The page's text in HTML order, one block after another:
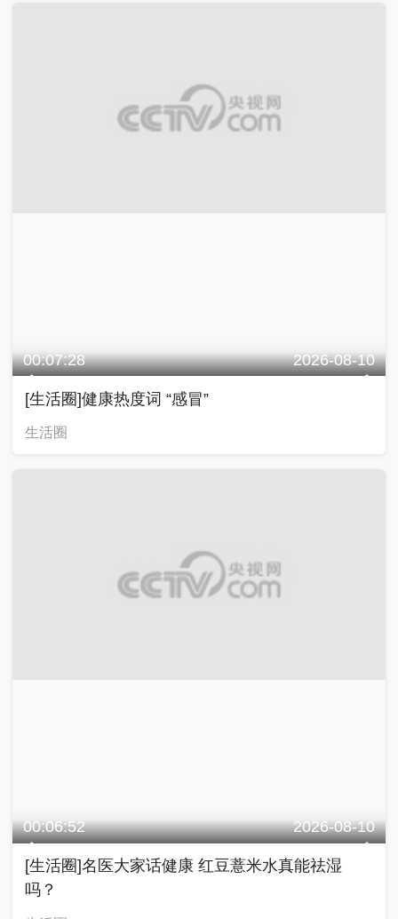
00:07:28 2026-08-10
[生活圈]健康热度词 “感冒”
生活圈
00:06:52 2026-08-10
[生活圈]名医大家话健康 红豆薏米水真能祛湿
吗？